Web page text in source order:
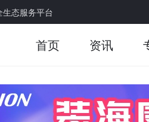
态服务平台
首页 资讯